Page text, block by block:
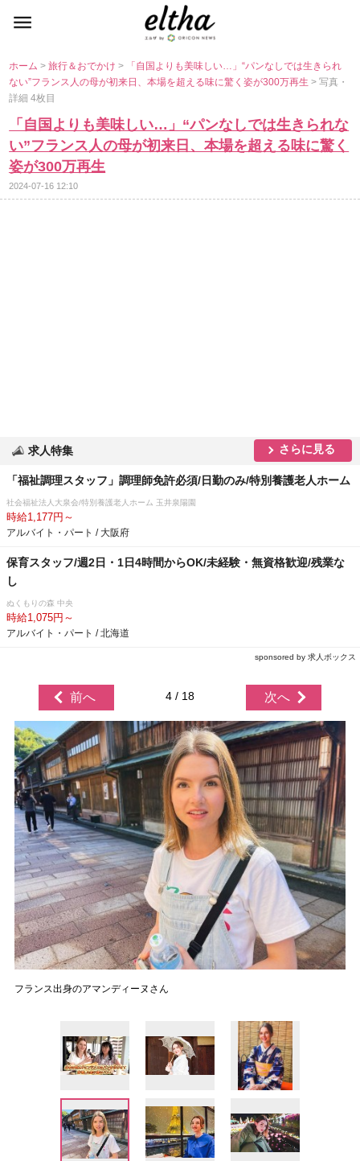
ホーム>旅行＆おでかけ>
「自国よりも美味しい…」“パンなしでは生きられ
ない”フランス人の母が初来日、本場を超える味に驚く姿が300万再生> 写真・
詳細 4枚目
「自国よりも美味しい…」“パンなしでは生きられな
い”フランス人の母が初来日、本場を超える味に驚く
姿が300万再生
2024-07-16 12:10
求人特集 さらに見る
「福祉調理スタッフ」調理師免許必須/日勤のみ/特別養護老人ホーム
社会福祉法人大泉会/特別養護老人ホーム 玉井泉陽園
時給1,177円～
アルバイト・パート / 大阪府
保育スタッフ/週2日・1日4時間からOK/未経験・無資格歓迎/残業な
し
ぬくもりの森 中央
時給1,075円～
アルバイト・パート / 北海道
sponsored by 求人ボックス
前へ 4 / 18 次へ
フランス出身のアマンディーヌさん